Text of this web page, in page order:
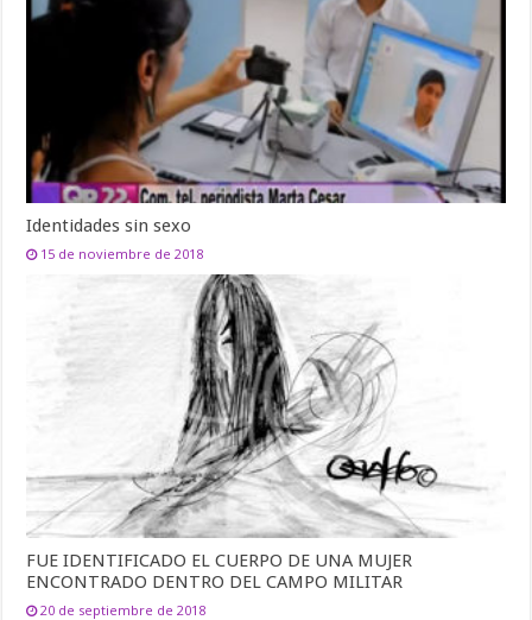
Identidades sin sexo
15 de noviembre de 2018
FUE IDENTIFICADO EL CUERPO DE UNA MUJER
ENCONTRADO DENTRO DEL CAMPO MILITAR
20 de septiembre de 2018